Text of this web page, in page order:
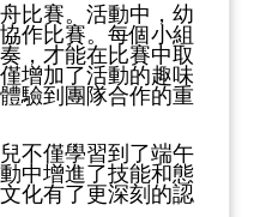
比賽。活動中，幼
作比賽。每個小組
，才能在比賽中取
增加了活動的趣味
驗到團隊合作的重
不僅學習到了端午
中增進了技能和態
化有了更深刻的認